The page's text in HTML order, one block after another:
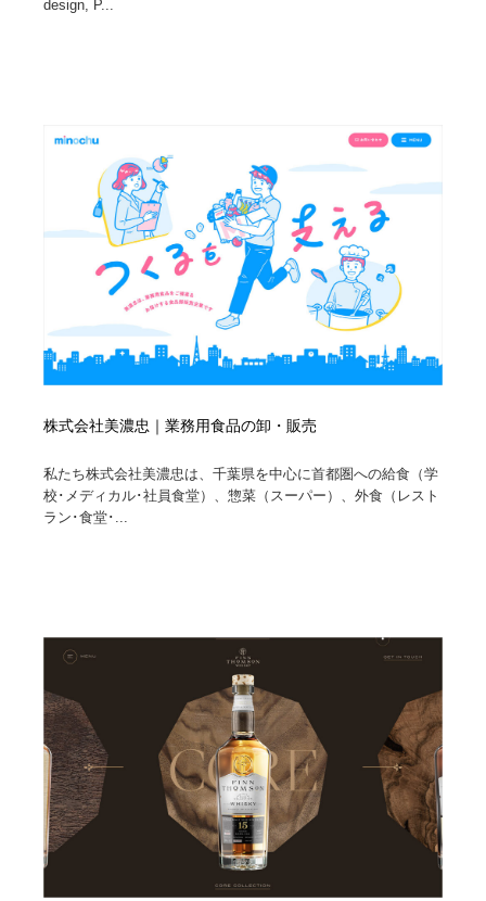
design, P...
株式会社美濃忠｜業務用食品の卸・販売
私たち株式会社美濃忠は、千葉県を中心に首都圏への給食（学
校･メディカル･社員食堂）、惣菜（スーパー）、外食（レスト
ラン･食堂･...